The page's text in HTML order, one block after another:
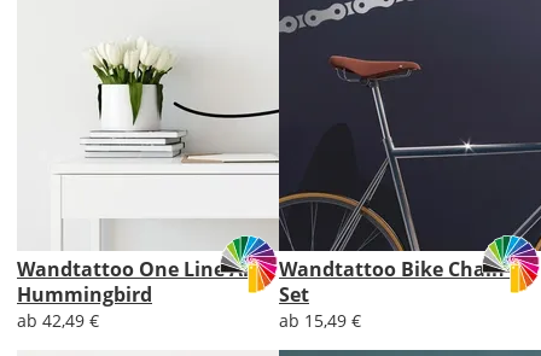
Wandtattoo One Line Art
Hummingbird
ab 42,49 €
Wandtattoo Bike Chain-
Set
ab 15,49 €